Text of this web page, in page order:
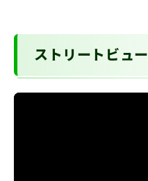
ストリートビュー